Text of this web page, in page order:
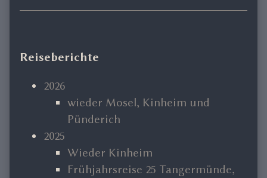
Primary
Sidebar
Reiseberichte
2026
wieder Mosel, Kinheim und
Pünderich
2025
Wieder Kinheim
Frühjahrsreise 25 Tangermünde,